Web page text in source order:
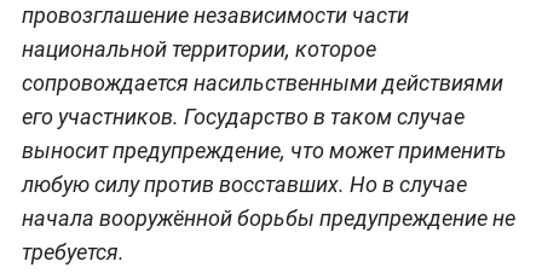
провозглашение независимости части
национальной территории, которое
сопровождается насильственными действиями
его участников. Государство в таком случае
выносит предупреждение, что может применить
любую силу против восставших. Но в случае
начала вооружённой борьбы предупреждение не
требуется.